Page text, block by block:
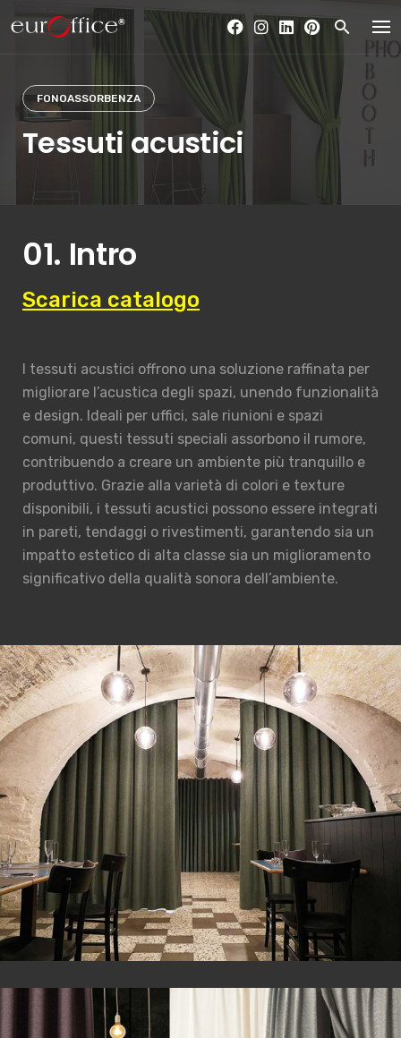
to
FONOASSORBENZA
Tessuti acustici
01. Intro
Scarica catalogo
I tessuti acustici offrono una soluzione raffinata per
migliorare l’acustica degli spazi, unendo funzionalità
e design. Ideali per uffici, sale riunioni e spazi
comuni, questi tessuti speciali assorbono il rumore,
contribuendo a creare un ambiente più tranquillo e
produttivo. Grazie alla varietà di colori e texture
disponibili, i tessuti acustici possono essere integrati
in pareti, tendaggi o rivestimenti, garantendo sia un
impatto estetico di alta classe sia un miglioramento
significativo della qualità sonora dell’ambiente.